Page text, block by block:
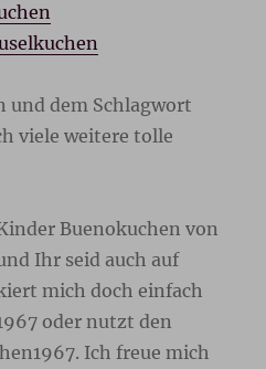
und dem Schlagwort
viele weitere tolle
Buenokuchen von
Ihr seid auch auf
mich doch einfach
oder nutzt den
Ich freue mich